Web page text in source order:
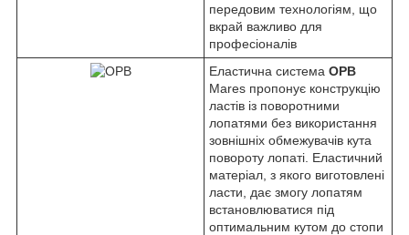
передовим технологіям, що
вкрай важливо для
професіоналів
Еластична система OPB
Mares пропонує конструкцію
ластів із поворотними
лопатями без використання
зовнішніх обмежувачів кута
повороту лопаті. Еластичний
матеріал, з якого виготовлені
ласти, дає змогу лопатям
встановлюватися під
оптимальним кутом до стопи